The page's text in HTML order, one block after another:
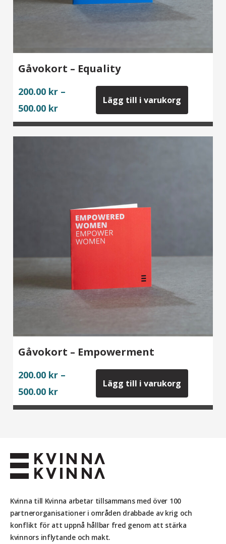
Gåvokort – Equality
200.00 kr –
500.00 krPrice
200.00 kr
500.00 kr
Lägg till i varukorg
Gåvokort – Empowerment
200.00 kr –
500.00 krPrice
200.00 kr
Lägg till i varukorg
Kvinna till Kvinna arbetar tillsammans med över 100
partnerorganisationer i områden drabbade av krig och
konflikt för att uppnå hållbar fred genom att stärka
kvinnors inflytande och makt.